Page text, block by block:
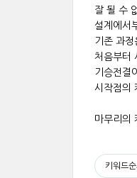
잘 될 수
설계에서
기존 과정
처음부터
기승전결
시작점의
마무리의
키워드순